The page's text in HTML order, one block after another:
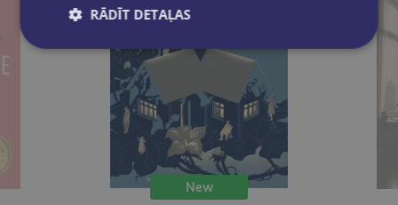
New
RĀDĪT DETAĻAS